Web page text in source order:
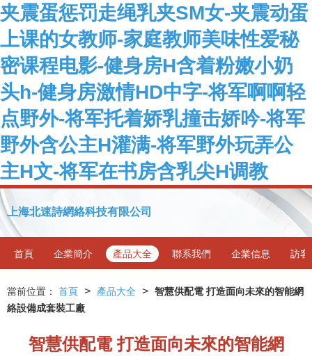
夹震蛋惩罚走绳乳夹SM女-夹震动蛋
上课的女教师-家庭教师美味性爱秘
密课程电影-健身房H含着粉嫩小奶
头h-健身房激情HD中字-将军啊啊轻
点野外-将军托着娇乳撞击娇吟-将军
野外含公主H灌满-将军野外玩弄公
主H文-将军在书房含乳尖H调教
上海北速詩網絡科技有限公司
首頁 企業簡介 產品大全 聯系我們 企業信息 訪客
當前位置： 首頁 > 產品大全 > 智慧供配電 打造面向未來的智能網
絡設備成套裝工廠
智慧供配電 打造面向未來的智能網